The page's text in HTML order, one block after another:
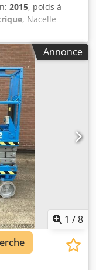
2015, poids à
, Nacelle
construction :
: 1,65 x 0.82
Dznsfx An Hea
: 227kg.
: € 4.750,-. HT
Annonce
1 /8